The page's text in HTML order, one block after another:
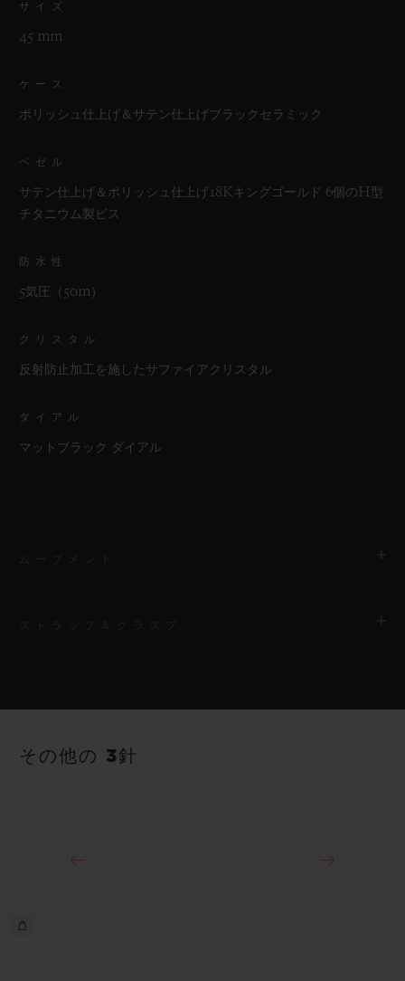
サイズ
45 mm
ケース
ポリッシュ仕上げ＆サテン仕上げブラックセラミック
ベゼル
サテン仕上げ＆ポリッシュ仕上げ18Kキングゴールド 6個のH型
チタニウム製ビス
防水性
5気圧（50m）
クリスタル
反射防止加工を施したサファイアクリスタル
ダイアル
マットブラック ダイアル
約48時間
ストラップ
その他の 3針